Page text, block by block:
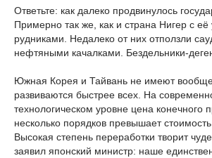
Ответьте: как далеко продвинулось
Примерно так же, как и страна Нигер с
рудниками. Недалеко от них отползли
нефтяными качалками. Бездельники-
Южная Корея и Тайвань не имеют
развиваются быстрее всех. На
технологическом уровне цена конечного
несколько порядков превышает
Высокая степень переработки творит
заявил японский министр: наше